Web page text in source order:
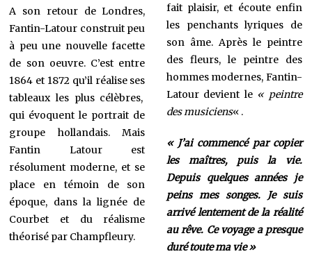
A son retour de Londres,
Fantin-Latour construit peu
à peu une nouvelle facette
de son oeuvre. C’est entre
1864 et 1872 qu’il réalise ses
tableaux les plus célèbres,
qui évoquent le portrait de
groupe hollandais. Mais
Fantin Latour est
résolument moderne, et se
place en témoin de son
époque, dans la lignée de
Courbet et du réalisme
théorisé par Champfleury.
fait plaisir, et écoute enfin
les penchants lyriques de
son âme. Après le peintre
des fleurs, le peintre des
hommes modernes, Fantin-
Latour devient le « peintre
des musiciens« .
« J’ai commencé par copier
les maîtres, puis la vie.
Depuis quelques années je
peins mes songes. Je suis
arrivé lentement de la réalité
au rêve. Ce voyage a presque
duré toute ma vie »